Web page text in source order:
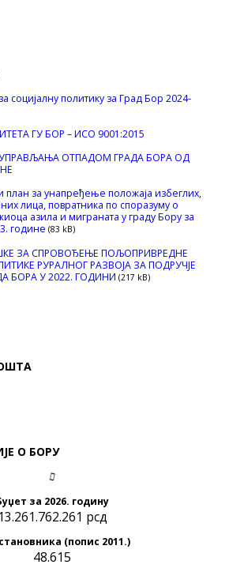
социјалну политику за Град Бор 2024-
ГУ БОР – ИСО 9001:2015
ОТПАДОМ ГРАДА БОРА ОД
план за унапређење положаја избеглих,
лица, повратника по споразуму о
азила и миграната у граду Бору за
године (83 kB)
ЗА СПРОВОЂЕЊЕ ПОЉОПРИВРЕДНЕ
РУРАЛНОГ РАЗВОЈА ЗА ПОДРУЧЈЕ
БОРА У 2022. ГОДИНИ (217 kB)
О БОРУ
за 2026. годину
13.261.762.261 рсд
(попис 2011.)
48.615